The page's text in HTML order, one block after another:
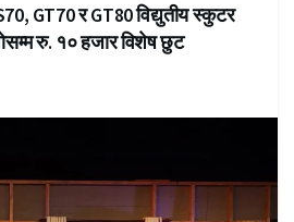
GT70 र GT80 विद्युतीय स्कुटर
रु. १० हजार विशेष छुट